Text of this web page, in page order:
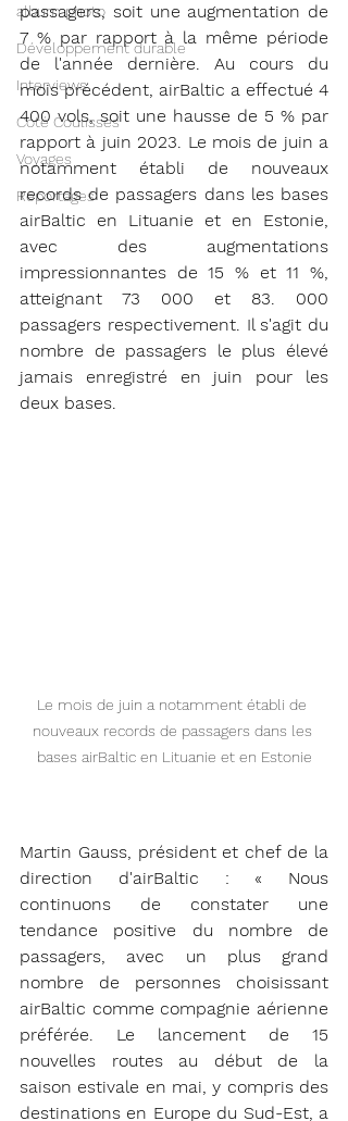
album photo
Développement durable
Interviews
Coté Coulisses
Voyages
Reportages
passagers, soit une augmentation de
7 % par rapport à la même période
de l'année dernière. Au cours du
mois précédent, airBaltic a effectué 4
400 vols, soit une hausse de 5 % par
rapport à juin 2023. Le mois de juin a
notamment établi de nouveaux
records de passagers dans les bases
airBaltic en Lituanie et en Estonie,
avec des augmentations
impressionnantes de 15 % et 11 %,
atteignant 73 000 et 83. 000
passagers respectivement. Il s'agit du
nombre de passagers le plus élevé
jamais enregistré en juin pour les
deux bases.
Le mois de juin a notamment établi de
nouveaux records de passagers dans les
bases airBaltic en Lituanie et en Estonie
Martin Gauss, président et chef de la
direction d'airBaltic : « Nous
continuons de constater une
tendance positive du nombre de
passagers, avec un plus grand
nombre de personnes choisissant
airBaltic comme compagnie aérienne
préférée. Le lancement de 15
nouvelles routes au début de la
saison estivale en mai, y compris des
destinations en Europe du Sud-Est, a